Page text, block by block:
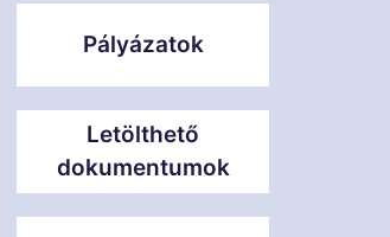
Pályázatok
Letölthető
dokumentumok